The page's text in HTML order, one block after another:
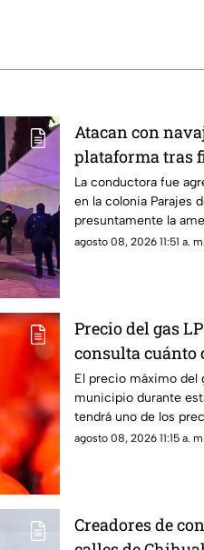
Atacan con
plataforma tras
Ciudad Juárez
La conductora fue
en la colonia Parajes
presuntamente la
quitó su teléfono y
agosto 08, 2026 11:51 a. m.
Precio del gas
consulta cuánto
agosto de 2026
El precio máximo del
municipio durante
tendrá uno de los
Madera, Matachí y
agosto 08, 2026 11:15 a. m.
Creadores de